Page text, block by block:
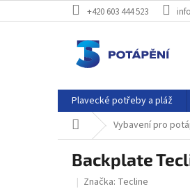
na
+420 603 444 523
Plavecké potřeby a pláž
Domů Vybavení pro
Backplate
Značka: Tecline